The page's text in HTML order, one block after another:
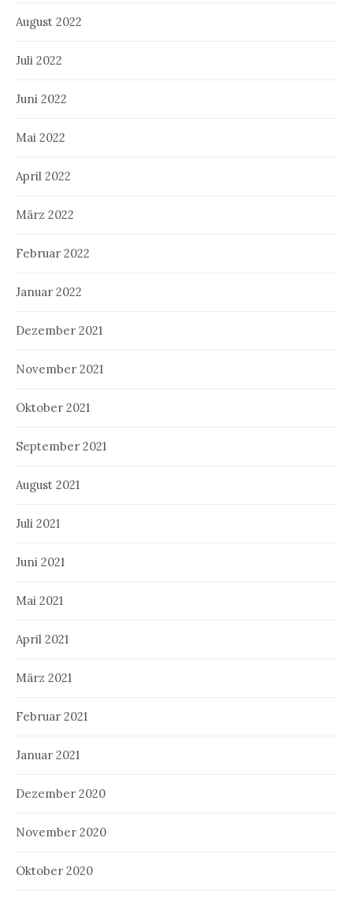
August 2022
Juli 2022
Juni 2022
Mai 2022
April 2022
März 2022
Februar 2022
Januar 2022
Dezember 2021
November 2021
Oktober 2021
September 2021
August 2021
Juli 2021
Juni 2021
Mai 2021
April 2021
März 2021
Februar 2021
Januar 2021
Dezember 2020
November 2020
Oktober 2020